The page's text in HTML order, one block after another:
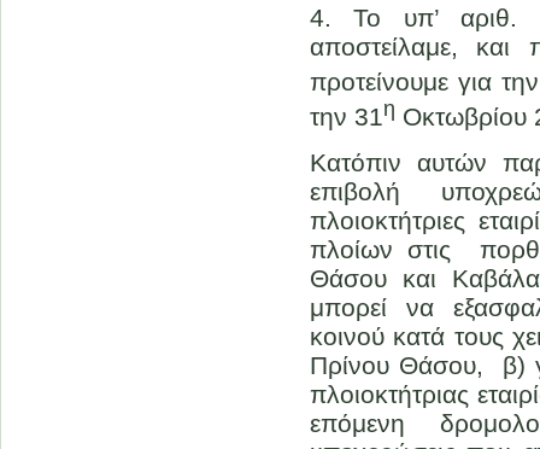
4. Το υπ’ αριθ.
αποστείλαμε,
προτείνουμε για
την 31η
Κατόπιν αυτών
επιβολή
πλοιοκτήτριες
πλοίων στις
Θάσου και
μπορεί να
κοινού κατά τους
Πρίνου Θάσου, β)
πλοιοκτήτριας
επόμενη